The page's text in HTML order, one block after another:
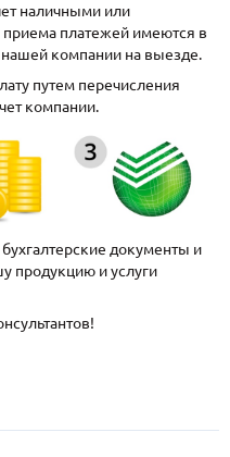
наличными или
платежей имеются в
компании на выезде.
путем перечисления
компании.
документы и
продукцию и услуги